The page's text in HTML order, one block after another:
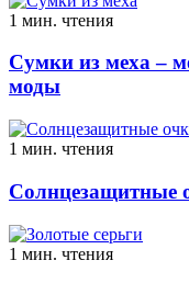
1 мин. чтения
Сумки из меха –
моды
1 мин. чтения
Солнцезащитные
1 мин. чтения